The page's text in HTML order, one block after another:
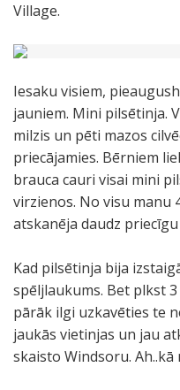
Village.
Iesaku visiem,
jauniem. Mini pilsētinja.
milzis un pēti mazos
priecājamies. Bērniem
brauca cauri visai mini
virzienos. No visu manu
atskanēja daudz
Kad pilsētinja bija
spēljlaukums. Bet plkst
pārāk ilgi uzkavēties te
jaukās vietinjas un jau
skaisto Windsoru. Ah..kā